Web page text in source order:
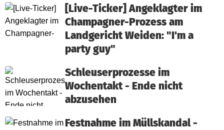
[Live-Ticker] Angeklagter im
Champagner-Prozess am
Landgericht Weiden: "I'm a
party guy"
Schleuserprozesse im
Wochentakt - Ende nicht
abzusehen
Festnahme im Müllskandal -